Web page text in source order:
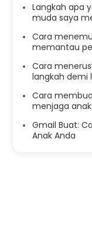
Langkah apa
muda saya
Cara
memantau
Cara
langkah demi
Cara
menjaga
Gmail Buat:
Anak Anda